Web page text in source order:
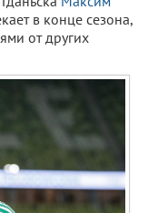
в конце сезона,
от других